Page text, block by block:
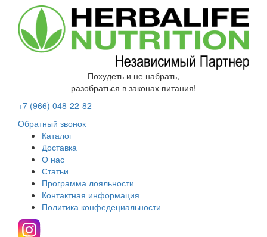
Похудеть и не набрать,
разобраться в законах питания!
+7 (966) 048-22-82
Обратный звонок
Каталог
Доставка
О нас
Статьи
Программа лояльности
Контактная информация
Политика конфедециальности